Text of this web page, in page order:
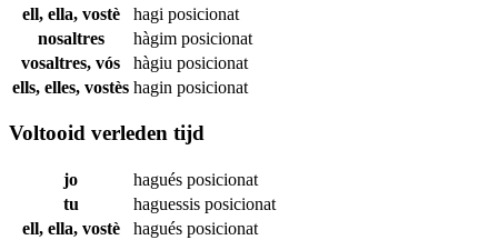
ell, ella, vostè
hagi posicionat
nosaltres
hàgim posicionat
vosaltres, vós
hàgiu posicionat
ells, elles, vostès hagin posicionat
Voltooid verleden tijd
jo hagués posicionat
tu
haguessis posicionat
ell, ella, vostè
hagués posicionat